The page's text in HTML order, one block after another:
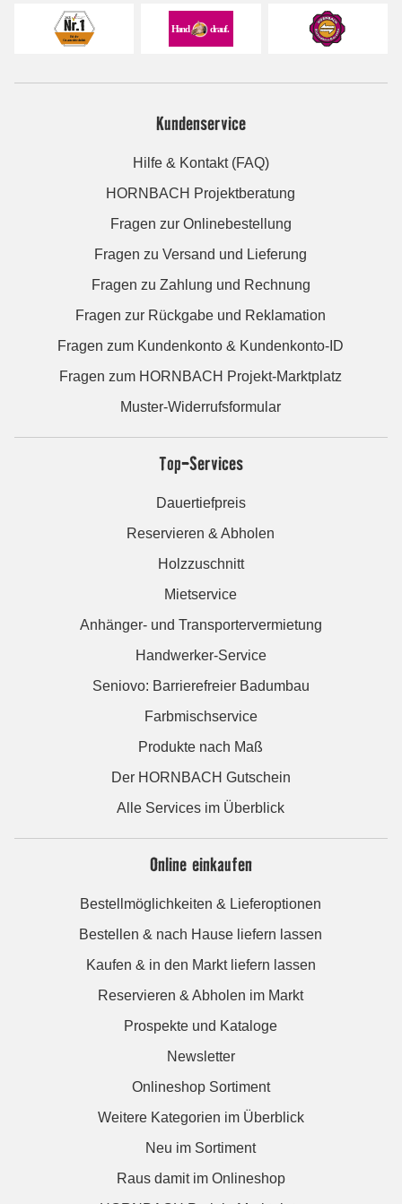
Kundenservice
Hilfe & Kontakt (FAQ)
HORNBACH Projektberatung
Fragen zur Onlinebestellung
Fragen zu Versand und Lieferung
Fragen zu Zahlung und Rechnung
Fragen zur Rückgabe und Reklamation
Fragen zum Kundenkonto & Kundenkonto-ID
Fragen zum HORNBACH Projekt-Marktplatz
Muster-Widerrufsformular
Top-Services
Dauertiefpreis
Reservieren & Abholen
Holzzuschnitt
Mietservice
Anhänger- und Transportervermietung
Handwerker-Service
Seniovo: Barrierefreier Badumbau
Farbmischservice
Produkte nach Maß
Der HORNBACH Gutschein
Alle Services im Überblick
Online einkaufen
Bestellmöglichkeiten & Lieferoptionen
Bestellen & nach Hause liefern lassen
Kaufen & in den Markt liefern lassen
Reservieren & Abholen im Markt
Prospekte und Kataloge
Newsletter
Onlineshop Sortiment
Weitere Kategorien im Überblick
Neu im Sortiment
Raus damit im Onlineshop